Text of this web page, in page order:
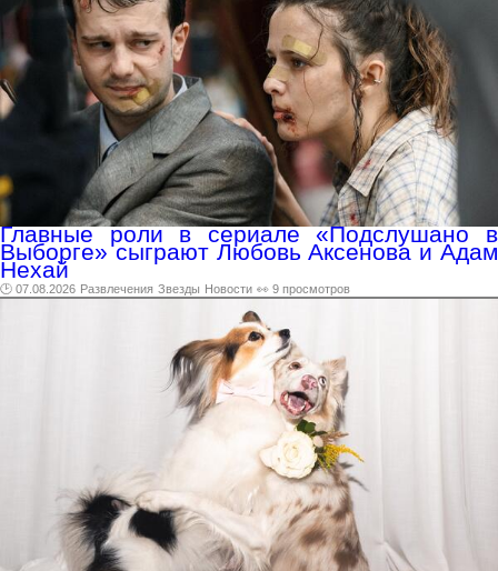
Главные роли в сериале «Подслушано в
Выборге» сыграют Любовь Аксенова и Адам
Нехай
🕑 07.08.2026 Развлечения Звезды Новости 👀 9 просмотров